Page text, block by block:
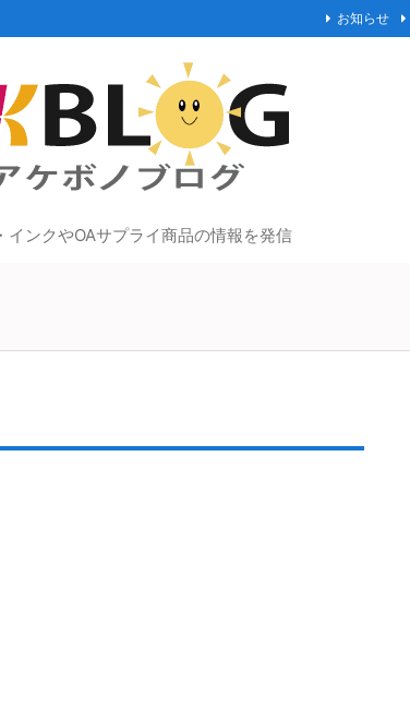
お知らせ
インクやOAサプライ商品の情報を発信